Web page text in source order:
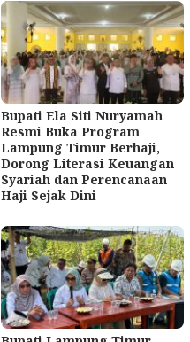
Bupati Ela Siti Nuryamah
Resmi Buka Program
Lampung Timur Berhaji,
Dorong Literasi Keuangan
Syariah dan Perencanaan
Haji Sejak Dini